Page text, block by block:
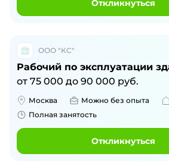
Откликнуться
ООО "КС"
Рабочий по эксплуатации
от 75 000 до 90 000 руб.
Москва Можно без опыта
Полная занятость
Откликнуться